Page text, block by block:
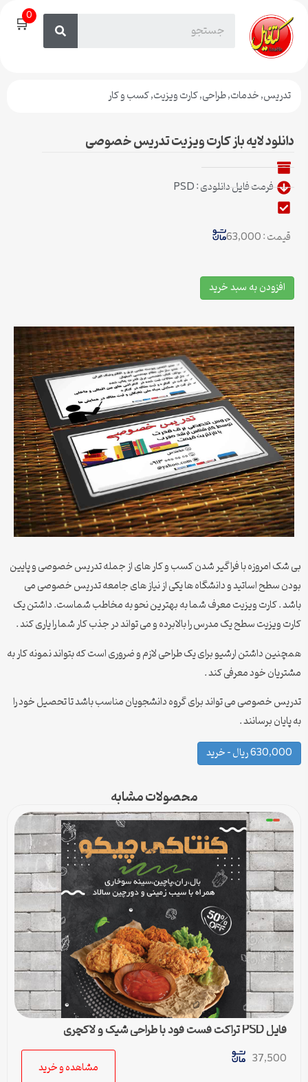
🛒0
تدریس,خدمات,طراحی,کارت ویزیت,کسب و کار
دانلود لایه باز کارت ویزیت تدریس خصوصی
فرمت فایل دانلودی : PSD
قیمت : 63,000
افزودن به سبد خرید
بی شک امروزه با فراگیر شدن کسب و کار های از جمله تدریس خصوصی و پایین
بودن سطح اساتید و دانشگاه ها یکی از نیاز های جامعه تدریس خصوصی می
باشد . کارت ویزیت معرف شما به بهترین نحو به مخاطب شماست. داشتن یک
کارت ویزیت سطح یک مدرس را بالابرده و می تواند در جذب کار شما را یاری کند .
همچنین داشتن ارشیو برای یک طراحی لازم و ضروری است که بتواند نمونه کار به
مشتریان خود معرفی کند .
تدریس خصوصی می تواند برای گروه دانشجویان مناسب باشد تا تحصیل خود را
به پایان برسانند .
630,000 ریال – خرید
محصولات مشابه
فایل PSD تراکت فست فود با طراحی شیک و لاکچری
37,500
مشاهده و خرید